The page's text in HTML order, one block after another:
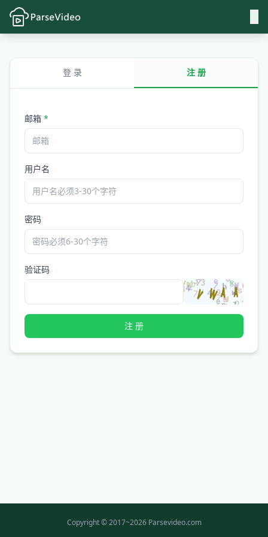
登 录 注 册
邮箱 *
用户名
密码
验证码
注 册
Copyright © 2017~2026 Parsevideo.com